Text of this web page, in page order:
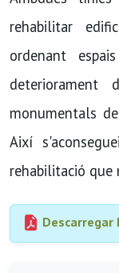
rehabilitar
ordenant
monumentals
Així
rehabilitació que
Descarregar